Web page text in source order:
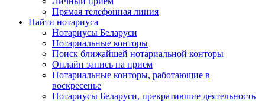
Прямая телефонная линия
Найти нотариуса
Нотариусы Беларуси
Нотариальные конторы
Поиск ближайшей нотариальной конторы
Онлайн запись на прием
Нотариальные конторы, работающие в
воскресенье
Нотариусы Беларуси, прекратившие деятельность